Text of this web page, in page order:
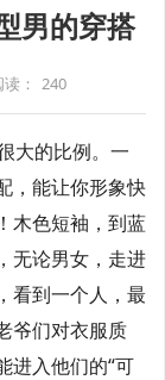
男的穿搭
： 240
大的比例。一
，能让你形象快
木色短袖，到蓝
无论男女，走进
看到一个人，最
爷们对衣服质
进入他们的“可